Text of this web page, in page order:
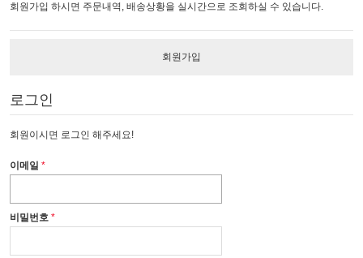
회원가입 하시면 주문내역, 배송상황을 실시간으로 조회하실 수 있습니다.
회원가입
로그인
회원이시면 로그인 해주세요!
이메일
비밀번호